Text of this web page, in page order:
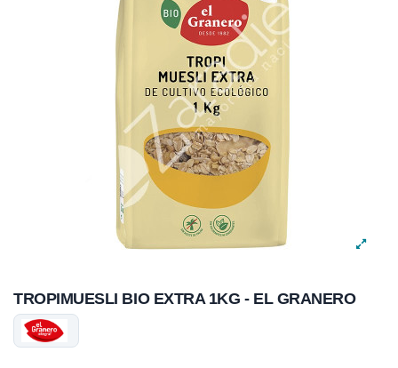
TROPIMUESLI BIO EXTRA 1KG - EL GRANERO